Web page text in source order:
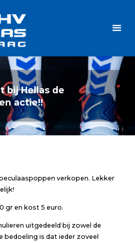
bij Hellas de
actie!!
verkopen. Lekker
gr en kost 5 euro.
uitgedeeld bij zowel de
bedoeling is dat ieder zoveel